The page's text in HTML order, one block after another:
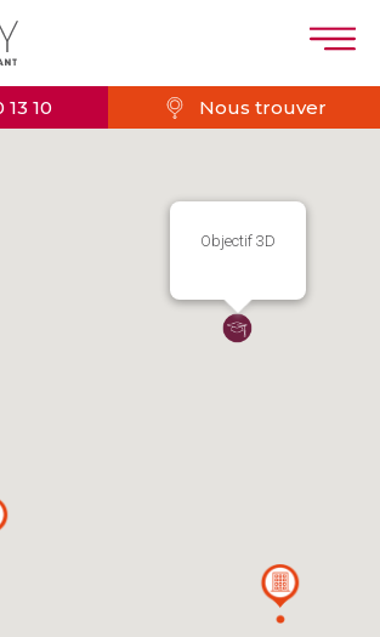
13 10 Nous trouver
Objectif 3D